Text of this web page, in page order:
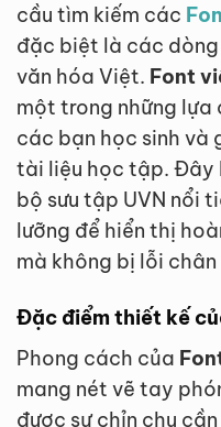
cầu tìm kiếm các
đặc biệt là các
văn hóa Việt. Font
một trong những lựa
các bạn học sinh và
tài liệu học tập. Đây
bộ sưu tập UVN nổi
lưỡng để hiển thị
mà không bị lỗi
Đặc điểm thiết kế
Phong cách của
mang nét vẽ tay
được sự chỉn chu